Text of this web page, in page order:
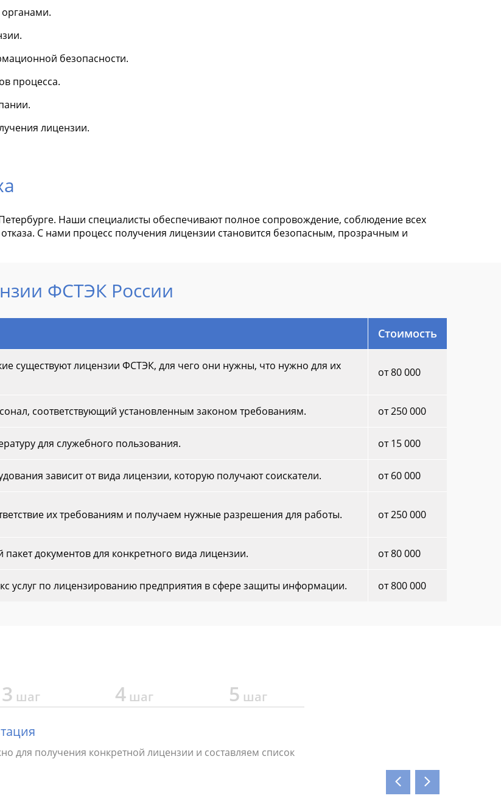
безопасности.
процесса.
лицензии.
Наши специалисты обеспечивают полное сопровождение, соблюдение всех
С нами процесс получения лицензии становится безопасным, прозрачным и
ФСТЭК России
Стоимость
существуют лицензии ФСТЭК, для чего они нужны, что нужно для их
от 80 000
соответствующий установленным законом требованиям. от 250 000
для служебного пользования. от 15 000
зависит от вида лицензии, которую получают соискатели. от 60 000
их требованиям и получаем нужные разрешения для работы. от 250 000
документов для конкретного вида лицензии. от 80 000
услуг по лицензированию предприятия в сфере защиты информации. от 800 000
3 шаг 4 шаг 5 шаг
для получения конкретной лицензии и составляем список